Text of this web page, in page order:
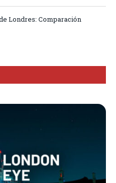
Londres: Comparación